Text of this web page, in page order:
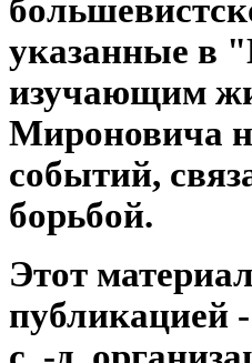
указанные в
изучающим
Мироновича
событий,
борьбой.
Этот
публикацией